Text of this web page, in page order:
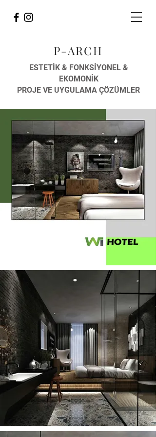
P-ARCH
ESTETİK & FONKSİYONEL &
EKOMONİK
PROJE VE UYGULAMA ÇÖZÜMLER